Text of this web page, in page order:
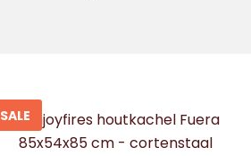
SALE